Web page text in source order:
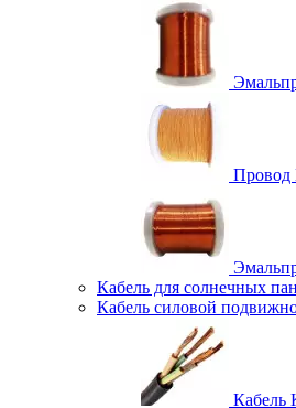
Кабель для солнечных
Кабель силовой
Кабель